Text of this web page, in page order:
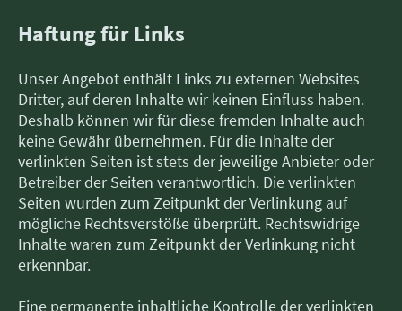
Haftung für Links
Unser Angebot enthält Links zu externen Websites
Dritter, auf deren Inhalte wir keinen Einfluss haben.
Deshalb können wir für diese fremden Inhalte auch
keine Gewähr übernehmen. Für die Inhalte der
verlinkten Seiten ist stets der jeweilige Anbieter oder
Betreiber der Seiten verantwortlich. Die verlinkten
Seiten wurden zum Zeitpunkt der Verlinkung auf
mögliche Rechtsverstöße überprüft. Rechtswidrige
Inhalte waren zum Zeitpunkt der Verlinkung nicht
erkennbar.
Eine permanente inhaltliche Kontrolle der verlinkten